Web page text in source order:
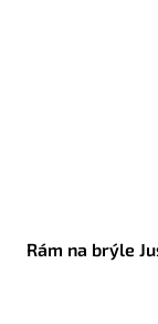
Rám na brýle